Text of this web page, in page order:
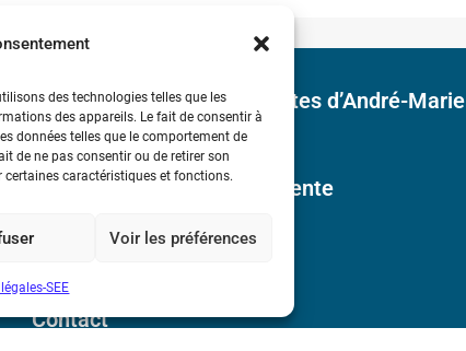
des technologies telles que les
des appareils. Le fait de consentir à
données telles que le comportement de
de ne pas consentir ou de retirer son
caractéristiques et fonctions.
Voir les préférences
SEE
Bicentenaire des découvertes d’André-Marie
Ampère
Conditions Générales de Vente
Mentions légales
Contact